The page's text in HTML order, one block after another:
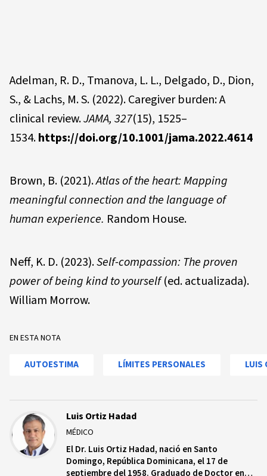
Adelman, R. D., Tmanova, L. L., Delgado, D., Dion,
S., & Lachs, M. S. (2022). Caregiver burden: A
clinical review.JAMA, 327(15), 1525–
1534.https://doi.org/10.1001/jama.2022.4614
Brown, B. (2021).Atlas of the heart: Mapping
meaningful connection and the language of
human experience. Random House.
Neff, K. D. (2023).Self-compassion: The proven
power of being kind to yourself(ed. actualizada).
William Morrow.
EN ESTA NOTA
AUTOESTIMA LÍMITES PERSONALES LUIS
Luis Ortiz Hadad
MÉDICO
El Dr. Luis Ortiz Hadad, nació en Santo
Domingo, República Dominicana, el 17 de
septiembre del 1958. Graduado de Doctor en